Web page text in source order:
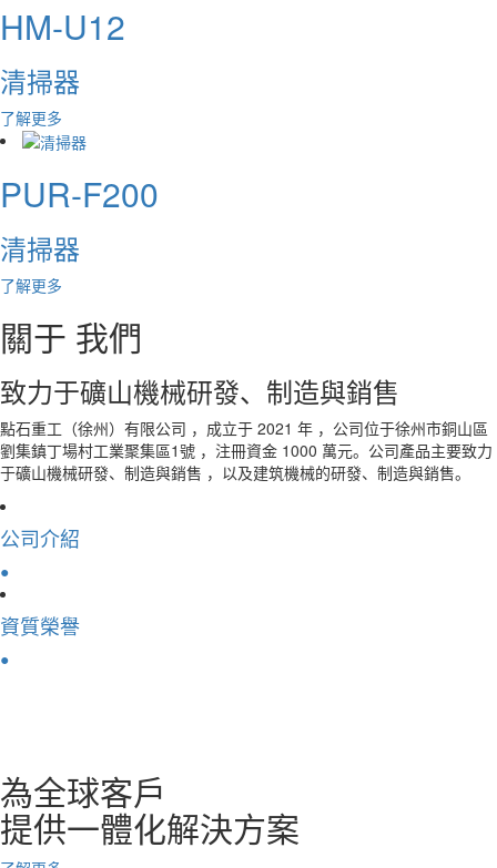
HM-U12
清掃器
了解更多
PUR-F200
清掃器
了解更多
關于 我們
致力于礦山機械研發、制造與銷售
點石重工（徐州）有限公司 ，成立于 2021 年 ，公司位于徐州市銅山區
劉集鎮丁場村工業聚集區1號 ，注冊資金 1000 萬元。公司產品主要致力
于礦山機械研發、制造與銷售 ，以及建筑機械的研發、制造與銷售。
公司介紹
●
資質榮譽
●
為全球客戶
提供一體化解決方案